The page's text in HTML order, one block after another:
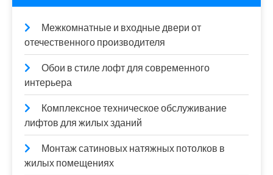
Межкомнатные и входные двери от
отечественного производителя
Обои в стиле лофт для современного
интерьера
Комплексное техническое обслуживание
лифтов для жилых зданий
Монтаж сатиновых натяжных потолков в
жилых помещениях